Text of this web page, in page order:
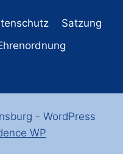
Satzung
- WordPress
WP